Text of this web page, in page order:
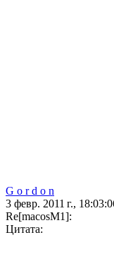
G o r d o n
3 февр. 2011 г.,
Re[macosM1]:
Цитата: